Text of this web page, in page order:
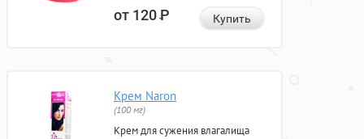
от 120Р Купить
Крем Naron
(100 мг)
Крем для сужения влагалища